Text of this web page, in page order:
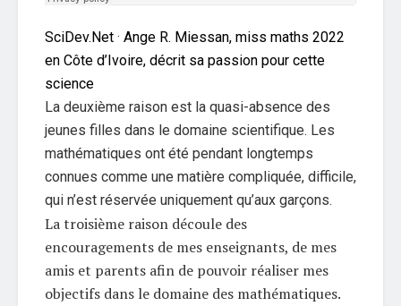
SciDev.Net · Ange R. Miessan, miss maths 2022
en Côte d’Ivoire, décrit sa passion pour cette
science
La deuxième raison est la quasi-absence des
jeunes filles dans le domaine scientifique. Les
mathématiques ont été pendant longtemps
connues comme une matière compliquée, difficile,
qui n’est réservée uniquement qu’aux garçons.
La troisième raison découle des
encouragements de mes enseignants, de mes
amis et parents afin de pouvoir réaliser mes
objectifs dans le domaine des mathématiques.